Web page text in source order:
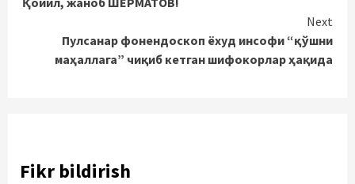
Reading
Next
Пулсанар фонендоскоп ёхуд инсофи “қўшни
маҳаллага” чиқиб кетган шифокорлар ҳақида
Fikr bildirish